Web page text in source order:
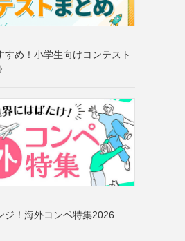
すめ！小学生向けコンテスト
ジ！海外コンペ特集2026